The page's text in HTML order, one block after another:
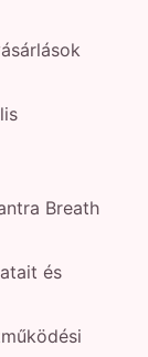
Breath
és